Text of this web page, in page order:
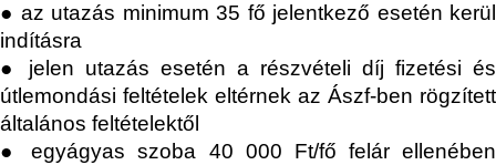
● az utazás minimum 35 fő jelentkező esetén kerül
indításra
● jelen utazás esetén a részvételi díj fizetési és
útlemondási feltételek eltérnek az Ászf-ben rögzített
általános feltételektől
● egyágyas szoba 40 000 Ft/fő felár ellenében